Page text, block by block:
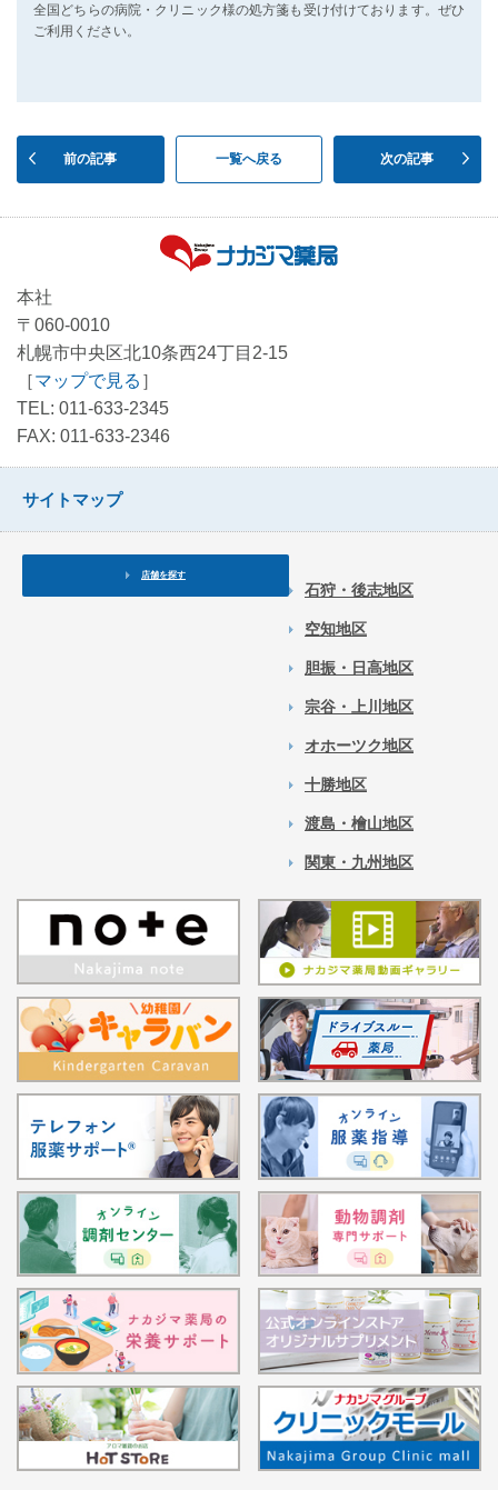
全国どちらの病院・クリニック様の処方箋も受け付けております。ぜひ
ご利用ください。
前の記事 一覧へ戻る 次の記事
本社
〒060-0010
札幌市中央区北10条西24丁目2-15
［マップで見る ］
TEL: 011-633-2345
FAX: 011-633-2346
サイトマップ
店舗を探す
石狩・後志地区
空知地区
胆振・日高地区
宗谷・上川地区
オホーツク地区
十勝地区
渡島・檜山地区
関東・九州地区